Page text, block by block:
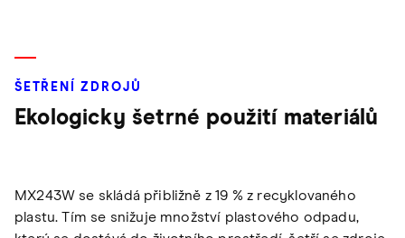
ŠETŘENÍ ZDROJŮ
Ekologicky šetrné použití materiálů
MX243W se skládá přibližně z 19 % z recyklovaného
plastu. Tím se snižuje množství plastového odpadu,